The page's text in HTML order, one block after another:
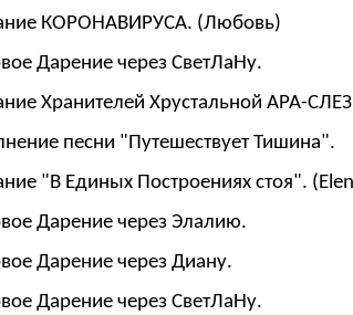
КОРОНАВИРУСА. (Любовь)
Дарение через СветЛаНу.
Хранителей Хрустальной АРА-
песни "Путешествует Тишина".
"В Единых Построениях стоя".
Дарение через Элалию.
Дарение через Диану.
Дарение через СветЛаНу.